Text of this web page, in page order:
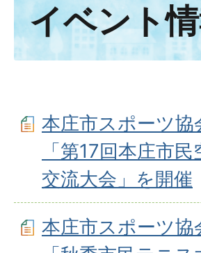
イベント
本庄市スポーツ協
「第17回本庄市民
交流大会」を開催
本庄市スポーツ協